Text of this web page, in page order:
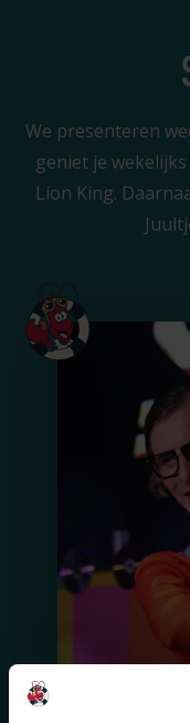
We presenteren
geniet je
Lion King.